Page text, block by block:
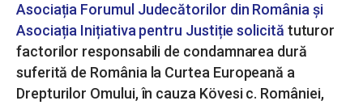
Asociația Forumul Judecătorilor din România și
Asociația Inițiativa pentru Justiție solicită tuturor
factorilor responsabili de condamnarea dură
suferită de România la Curtea Europeană a
Drepturilor Omului, în cauza Kövesi c. României,